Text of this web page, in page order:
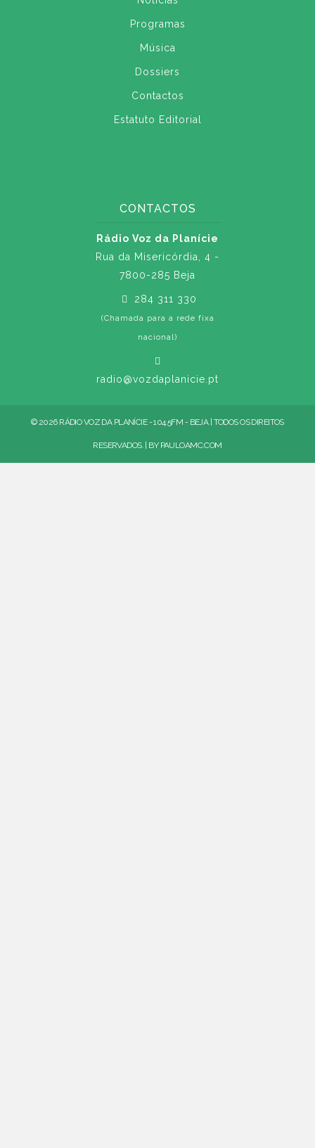
Programas
Música
Dossiers
Contactos
Estatuto Editorial
CONTACTOS
Rádio Voz da Planície
Rua da Misericórdia, 4 -
7800-285 Beja
284 311 330
(Chamada para a rede fixa
nacional)
radio@vozdaplanicie.pt
© 2026 RÁDIO VOZ DA PLANÍCIE - 104.5FM - BEJA | TODOS OS DIREITOS
RESERVADOS. | BY PAULOAMC.COM